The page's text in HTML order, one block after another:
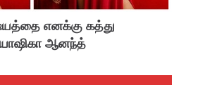
எனக்கு கத்து
யாஷிகா ஆனந்த்